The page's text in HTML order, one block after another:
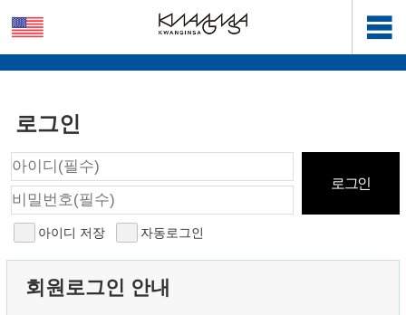
로그인
아이디 저장 자동로그인
회원로그인 안내